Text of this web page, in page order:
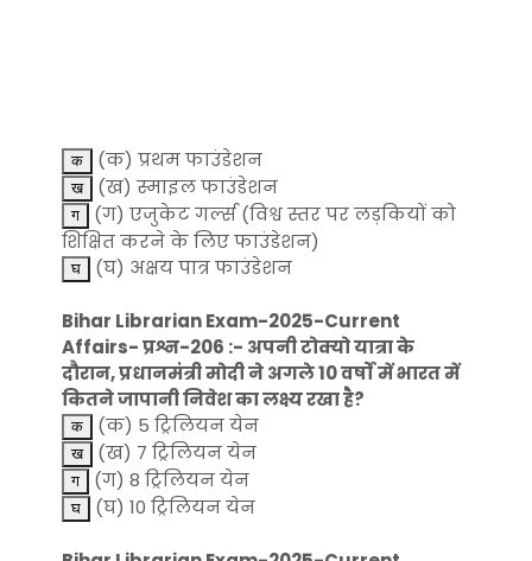
(क) प्रथम फाउंडेशन
(ख) स्माइल फाउंडेशन
(ग) एजुकेट गर्ल्स (विश्व स्तर पर लड़कियों को
शिक्षित करने के लिए फाउंडेशन)
(घ) अक्षय पात्र फाउंडेशन
Bihar Librarian Exam-2025-Current
Affairs- प्रश्न-206 :- अपनी टोक्यो यात्रा के
दौरान, प्रधानमंत्री मोदी ने अगले 10 वर्षों में भारत में
कितने जापानी निवेश का लक्ष्य रखा है?
(क) 5 ट्रिलियन येन
(ख) 7 ट्रिलियन येन
(ग) 8 ट्रिलियन येन
(घ) 10 ट्रिलियन येन